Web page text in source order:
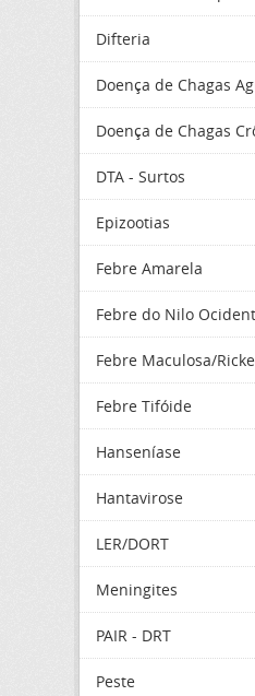
Difteria
Doença de Chagas
Doença de Chagas
DTA - Surtos
Epizootias
Febre Amarela
Febre do Nilo
Febre Maculosa/
Febre Tifóide
Hanseníase
Hantavirose
LER/DORT
Meningites
PAIR - DRT
Peste